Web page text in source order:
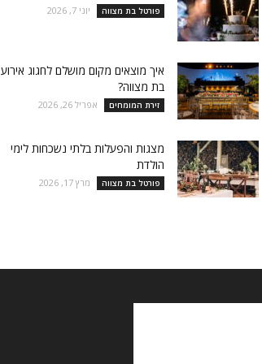
פורטל בת מצווה יוני 7, 2026
איך מוצאים מקום מושלם לחגוג אירוע
בת מצווה?
זירת המומחים אפריל 26, 2026
מצגות והפעלות בלתי נשכחות לימי
הולדת
פורטל בת מצווה מרץ 17, 2026